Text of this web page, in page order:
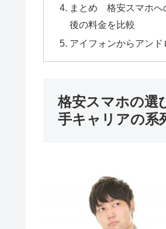
まとめ 格安スマホへ
後の料金を比較
アイフォンからアン
格安スマホの
手キャリアの系